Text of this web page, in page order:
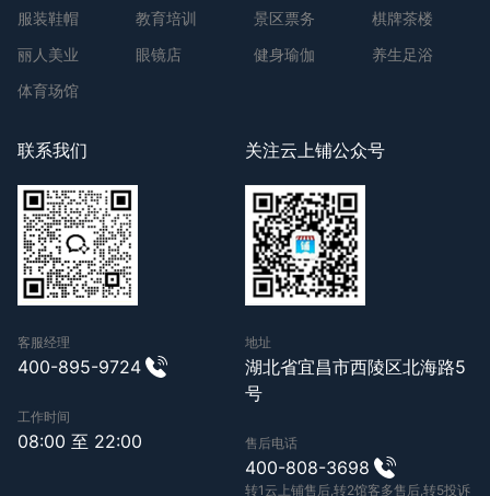
服装鞋帽
教育培训 景区票务
棋牌茶楼
丽人美业
眼镜店 健身瑜伽
养生足浴
体育场馆
联系我们
客服经理
400-895-9724
工作时间
08:00 至 22:00
关注云上铺公众号
地址
湖北省宜昌市西陵区北海路5
号
售后电话
400-808-3698
转1云上铺售后,转2馆客多售后,转5投诉